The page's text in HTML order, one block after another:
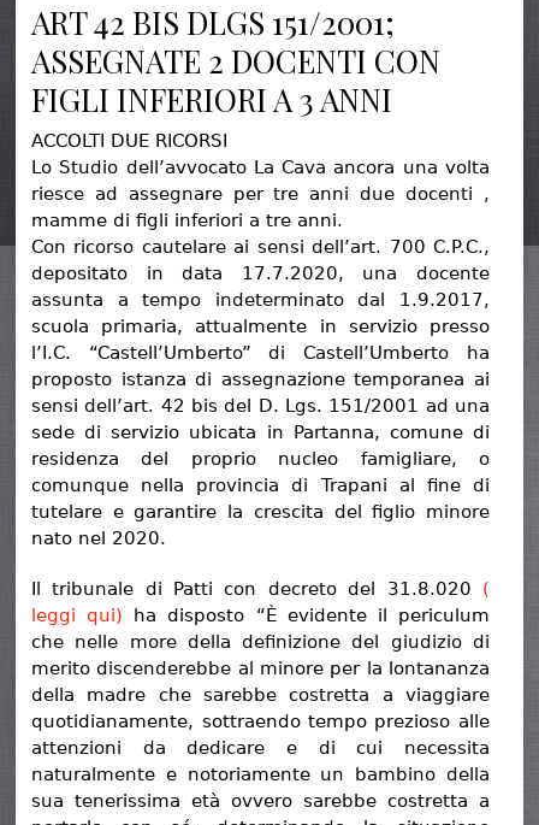
ART 42 BIS DLGS 151/2001;
ASSEGNATE 2 DOCENTI CON
FIGLI INFERIORI A 3 ANNI
ACCOLTI DUE RICORSI
Lo Studio dell’avvocato La Cava ancora una volta
riesce ad assegnare per tre anni due docenti ,
mamme di figli inferiori a tre anni.
Con ricorso cautelare ai sensi dell’art. 700 C.P.C.,
depositato in data 17.7.2020, una docente
assunta a tempo indeterminato dal 1.9.2017,
scuola primaria, attualmente in servizio presso
l’I.C. “Castell’Umberto” di Castell’Umberto ha
proposto istanza di assegnazione temporanea ai
sensi dell’art. 42 bis del D. Lgs. 151/2001 ad una
sede di servizio ubicata in Partanna, comune di
residenza del proprio nucleo famigliare, o
comunque nella provincia di Trapani al fine di
tutelare e garantire la crescita del figlio minore
nato nel 2020.
Il tribunale di Patti con decreto del 31.8.020 (
leggi qui) ha disposto “È evidente il periculum
che nelle more della definizione del giudizio di
merito discenderebbe al minore per la lontananza
della madre che sarebbe costretta a viaggiare
quotidianamente, sottraendo tempo prezioso alle
attenzioni da dedicare e di cui necessita
naturalmente e notoriamente un bambino della
sua tenerissima età ovvero sarebbe costretta a